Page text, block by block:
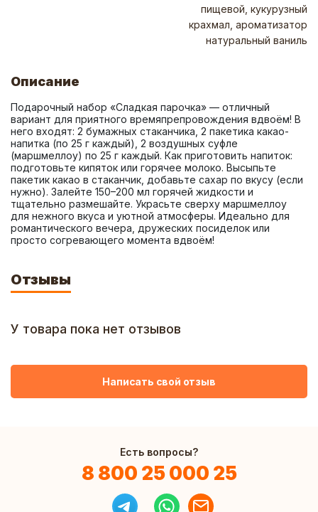
пищевой, кукурузный
крахмал, ароматизатор
натуральный ваниль
Описание
Подарочный набор «Сладкая парочка» — отличный
вариант для приятного времяпрепровождения вдвоём! В
него входят: 2 бумажных стаканчика, 2 пакетика какао-
напитка (по 25 г каждый), 2 воздушных суфле
(маршмеллоу) по 25 г каждый. Как приготовить напиток:
подготовьте кипяток или горячее молоко. Высыпьте
пакетик какао в стаканчик, добавьте сахар по вкусу (если
нужно). Залейте 150–200 мл горячей жидкости и
тщательно размешайте. Украсьте сверху маршмеллоу
для нежного вкуса и уютной атмосферы. Идеально для
романтического вечера, дружеских посиделок или
просто согревающего момента вдвоём!
Отзывы
У товара пока нет отзывов
Написать свой отзыв
Есть вопросы?
8 800 25 000 25